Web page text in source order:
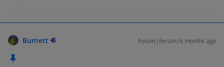
Burnett Forum|Forum|6 months ago